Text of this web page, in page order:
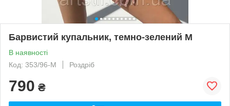
Барвистий купальник, темно-зелений M
В наявності
Код: 353/96-M
Роздріб
790 ₴